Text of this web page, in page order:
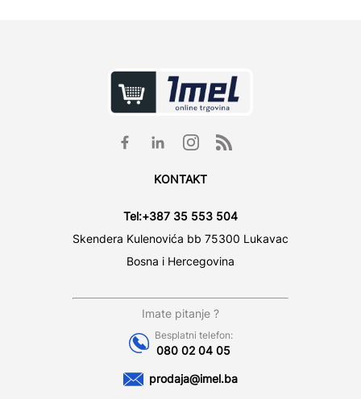
KONTAKT
Tel:+387 35 553 504
Skendera Kulenovića bb 75300 Lukavac
Bosna i Hercegovina
Imate pitanje ?
Besplatni telefon:
080 02 04 05
prodaja@imel.ba